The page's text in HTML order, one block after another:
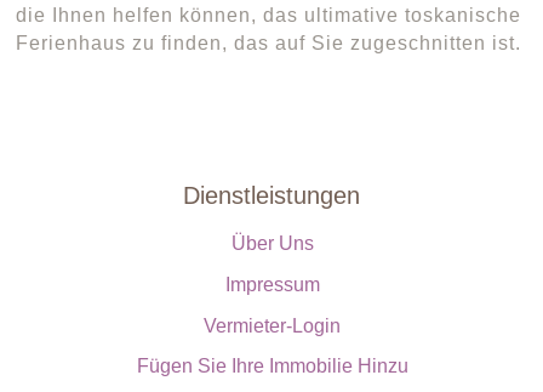
die Ihnen helfen können, das ultimative toskanische
Ferienhaus zu finden, das auf Sie zugeschnitten ist.
Dienstleistungen
Über Uns
Impressum
Vermieter-Login
Fügen Sie Ihre Immobilie Hinzu